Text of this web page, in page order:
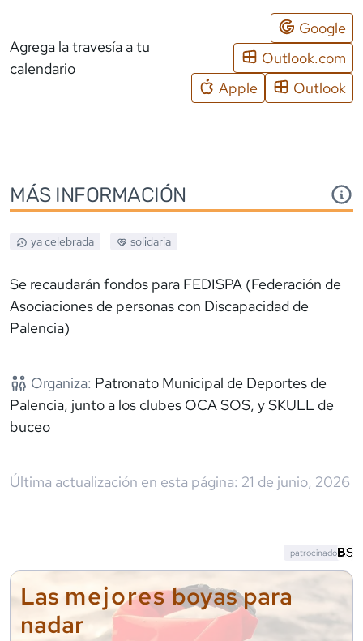
Agrega la travesía a tu
calendario
Google
Outlook.com
Apple
Outlook
MÁS INFORMACIÓN
ya celebrada solidaria
Se recaudarán fondos para FEDISPA (Federación de
Asociaciones de personas con Discapacidad de
Palencia)
Organiza: Patronato Municipal de Deportes de
Palencia, junto a los clubes OCA SOS, y SKULL de
buceo
Última actualización en esta página: 21 de junio, 2026
Las mejoresboyas para
nadar
patrocinado